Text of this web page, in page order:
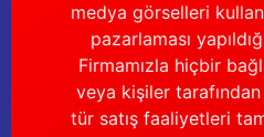
medya görselleri
pazarlaması
Firmamızla hiçbir
veya kişiler
tür satış faaliyetleri